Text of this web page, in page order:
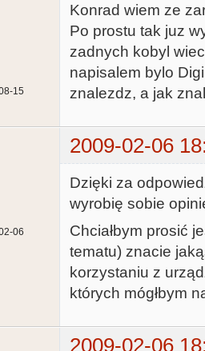
15
Konrad wiem ze
Po prostu tak juz
zadnych kobyl
napisalem bylo
znalezdz, a jak
2009-02-06
06
Dzięki za
wyrobię sobie
Chciałbym prosić
tematu) znacie
korzystaniu z
których mógłbym
2009-02-06